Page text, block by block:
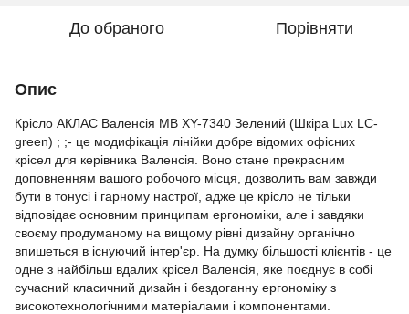
До обраного Порівняти
Опис
Крісло АКЛАС Валенсія MB XY-7340 Зелений (Шкіра Lux LC-
green) ; ;- це модифікація лінійки добре відомих офісних
крісел для керівника Валенсія. Воно стане прекрасним
доповненням вашого робочого місця, дозволить вам завжди
бути в тонусі і гарному настрої, адже це крісло не тільки
відповідає основним принципам ергономіки, але і завдяки
своєму продуманому на вищому рівні дизайну органічно
впишеться в існуючий інтер'єр. На думку більшості клієнтів - це
одне з найбільш вдалих крісел Валенсія, яке поєднує в собі
сучасний класичний дизайн і бездоганну ергономіку з
високотехнологічними матеріалами і компонентами.